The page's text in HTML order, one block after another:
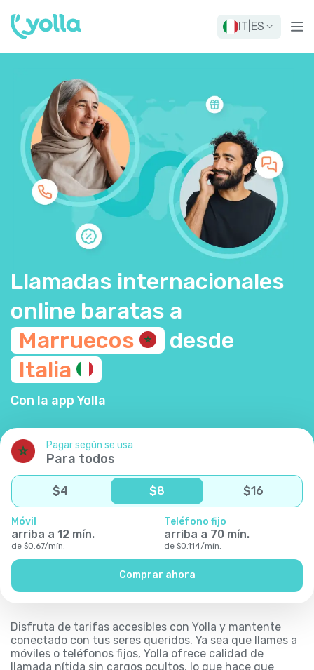
IT ES
Llamadas internacionales
online baratas a
Marruecos
desde
Italia
Con la app Yolla
Pagar según se usa
Para todos
$4 $8 $16
Móvil
arriba a 12 mín.
de $0.67/mín.
Teléfono fijo
arriba a 70 mín.
de $0.114/mín.
Comprar ahora
Disfruta de tarifas accesibles con Yolla y mantente
conectado con tus seres queridos. Ya sea que llames a
móviles o teléfonos fijos, Yolla ofrece calidad de
llamada nítida sin cargos ocultos, lo que hace que